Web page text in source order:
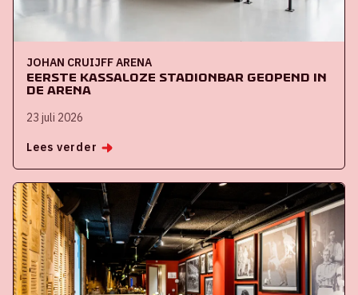
JOHAN CRUIJFF ARENA
Eerste kassaloze stadionbar geopend in
de ArenA
23 juli 2026
Lees verder